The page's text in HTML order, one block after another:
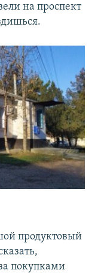
на проспект
продуктовый
покупками